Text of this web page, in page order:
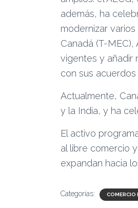
además, ha
modernizar
Canadá (T-
vigentes y añadir
con sus
Actualmente,
y la India, y ha
El activo
al libre comercio
expandan hacia
Categorías: COMERCIO